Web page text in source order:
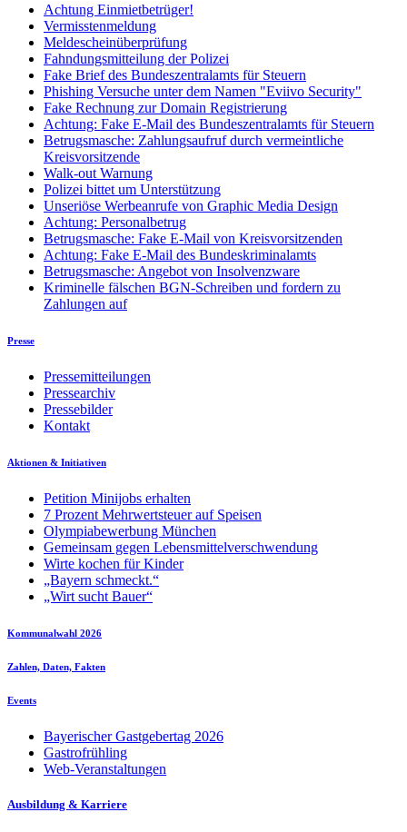
Achtung Einmietbetrüger!
Vermisstenmeldung
Meldescheinüberprüfung
Fahndungsmitteilung der Polizei
Fake Brief des Bundeszentralamts für Steuern
Phishing Versuche unter dem Namen "Eviivo Security"
Fake Rechnung zur Domain Registrierung
Achtung: Fake E-Mail des Bundeszentralamts für Steuern
Betrugsmasche: Zahlungsaufruf durch vermeintliche
Kreisvorsitzende
Walk-out Warnung
Polizei bittet um Unterstützung
Unseriöse Werbeanrufe von Graphic Media Design
Achtung: Personalbetrug
Betrugsmasche: Fake E-Mail von Kreisvorsitzenden
Achtung: Fake E-Mail des Bundeskriminalamts
Betrugsmasche: Angebot von Insolvenzware
Kriminelle fälschen BGN-Schreiben und fordern zu
Zahlungen auf
Presse
Pressemitteilungen
Pressearchiv
Pressebilder
Kontakt
Aktionen & Initiativen
Petition Minijobs erhalten
7 Prozent Mehrwertsteuer auf Speisen
Olympiabewerbung München
Gemeinsam gegen Lebensmittelverschwendung
Wirte kochen für Kinder
„Bayern schmeckt.“
„Wirt sucht Bauer“
Kommunalwahl 2026
Zahlen, Daten, Fakten
Events
Bayerischer Gastgebertag 2026
Gastrofrühling
Web-Veranstaltungen
Ausbildung & Karriere